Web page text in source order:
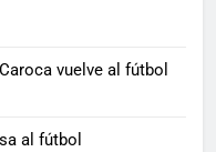
vuelve al fútbol
al fútbol